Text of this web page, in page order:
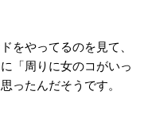
をやってるのを見て、
「周りに女のコがいっ
ったんだそうです。